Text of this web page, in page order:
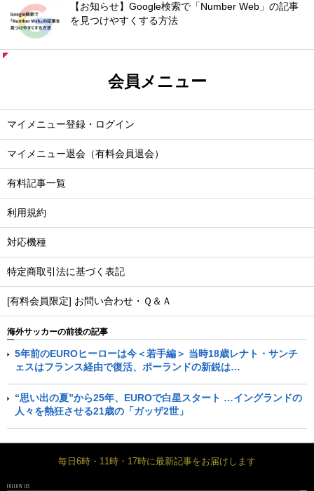
【お知らせ】Google検索で「Number Web」の記事
を見つけやすくする方法
会員メニュー
マイメニュー登録・ログイン
マイメニュー退会（有料会員退会）
有料記事一覧
利用規約
対応機種
特定商取引法に基づく表記
[有料会員限定] お問い合わせ・Ｑ＆Ａ
海外サッカーの前後の記事
5年前のEUROヒーローは今＜若手編＞ 当時18歳レナト・サンチ
ェスはフランス経由で復活、ポーランドの新鋭は…
“思い出の夏”から25年、EUROで白星スタート …イングランドの
人々を熱狂させる21歳の「ガッザ2世」
毎日6時・11時・17時に最新記事をお届けします
FOLLOW US